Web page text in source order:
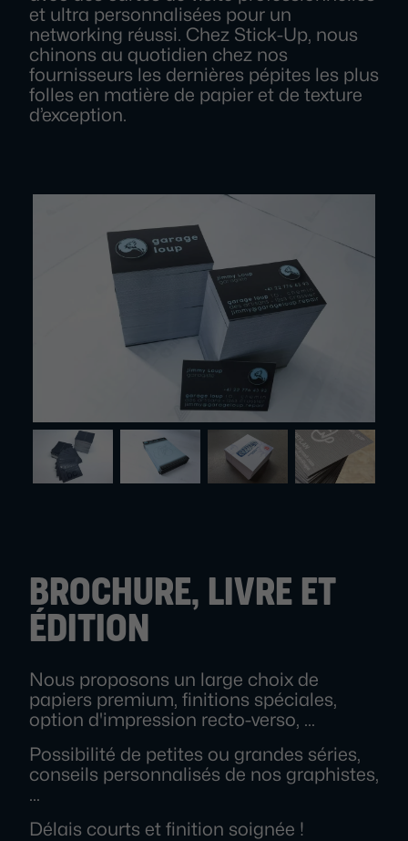
et ultra personnalisées pour un
networking réussi. Chez Stick-Up, nous
chinons au quotidien chez nos
fournisseurs les dernières pépites les plus
folles en matière de papier et de texture
d’exception.
BROCHURE, LIVRE ET
ÉDITION
Nous proposons un large choix de
papiers premium, finitions spéciales,
option d'impression recto-verso, …
Possibilité de petites ou grandes séries,
conseils personnalisés de nos graphistes,
…
Délais courts et finition soignée !